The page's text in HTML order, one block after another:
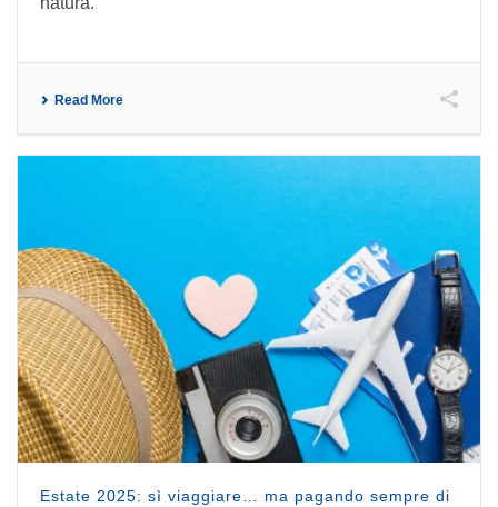
Read More
Estate 2025: sì viaggiare… ma pagando sempre di